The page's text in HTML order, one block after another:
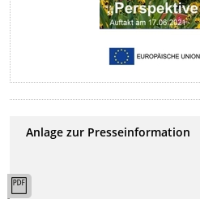
Anlage zur Presseinformation